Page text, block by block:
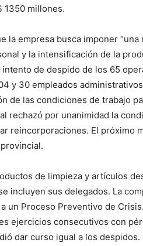
1350 millones.
la empresa busca imponer
y la intensificación de la
de despido de los 65
y 30 empleados
de las condiciones de trabajo
rechazó por unanimidad la
reincorporaciones. El próximo
de limpieza y artículos
incluyen sus delegados. La
un Proceso Preventivo de
ejercicios consecutivos con
dar curso igual a los